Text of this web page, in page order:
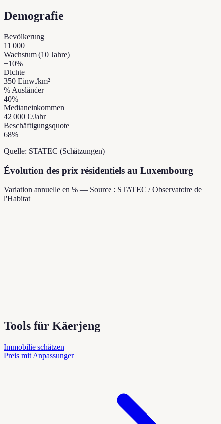
Demografie
Bevölkerung
11 000
Wachstum (10 Jahre)
+10%
Dichte
350 Einw./km²
% Ausländer
40%
Medianeinkommen
42 000 €/Jahr
Beschäftigungsquote
68%
Quelle: STATEC (Schätzungen)
Évolution des prix résidentiels au Luxembourg
Variation annuelle en % — Source : STATEC / Observatoire de
l'Habitat
Tools für Käerjeng
Immobilie schätzen
Preis mit Anpassungen